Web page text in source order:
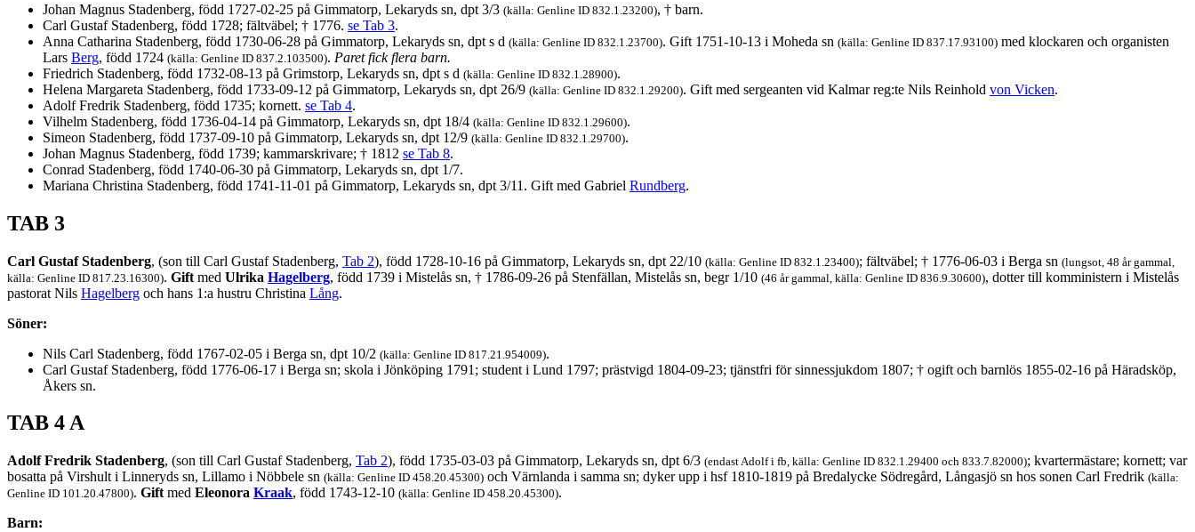
Johan Magnus Stadenberg, född 1727-02-25 på Gimmatorp, Lekaryds sn, dpt 3/3 (källa: Genline ID 832.1.23200), † barn.
Carl Gustaf Stadenberg, född 1728; fältväbel; † 1776. se Tab 3.
Anna Catharina Stadenberg, född 1730-06-28 på Gimmatorp, Lekaryds sn, dpt s d (källa: Genline ID 832.1.23700). Gift 1751-10-13 i Moheda sn (källa: Genline ID 837.17.93100) med klockaren och organisten
Lars Berg, född 1724 (källa: Genline ID 837.2.103500). Paret fick flera barn.
Friedrich Stadenberg, född 1732-08-13 på Grimstorp, Lekaryds sn, dpt s d (källa: Genline ID 832.1.28900).
Helena Margareta Stadenberg, född 1733-09-12 på Gimmatorp, Lekaryds sn, dpt 26/9 (källa: Genline ID 832.1.29200). Gift med sergeanten vid Kalmar reg:te Nils Reinhold von Vicken.
Adolf Fredrik Stadenberg, född 1735; kornett. se Tab 4.
Vilhelm Stadenberg, född 1736-04-14 på Gimmatorp, Lekaryds sn, dpt 18/4 (källa: Genline ID 832.1.29600).
Simeon Stadenberg, född 1737-09-10 på Gimmatorp, Lekaryds sn, dpt 12/9 (källa: Genline ID 832.1.29700).
Johan Magnus Stadenberg, född 1739; kammarskrivare; † 1812 se Tab 8.
Conrad Stadenberg, född 1740-06-30 på Gimmatorp, Lekaryds sn, dpt 1/7.
Mariana Christina Stadenberg, född 1741-11-01 på Gimmatorp, Lekaryds sn, dpt 3/11. Gift med Gabriel Rundberg.
TAB 3
Carl Gustaf Stadenberg, (son till Carl Gustaf Stadenberg, Tab 2), född 1728-10-16 på Gimmatorp, Lekaryds sn, dpt 22/10 (källa: Genline ID 832.1.23400); fältväbel; † 1776-06-03 i Berga sn (lungsot, 48 år gammal,
källa: Genline ID 817.23.16300). Gift med Ulrika Hagelberg, född 1739 i Mistelås sn, † 1786-09-26 på Stenfällan, Mistelås sn, begr 1/10 (46 år gammal, källa: Genline ID 836.9.30600), dotter till komministern i Mistelås
pastorat Nils Hagelberg och hans 1:a hustru Christina Lång.
Söner:
Nils Carl Stadenberg, född 1767-02-05 i Berga sn, dpt 10/2 (källa: Genline ID 817.21.954009).
Carl Gustaf Stadenberg, född 1776-06-17 i Berga sn; skola i Jönköping 1791; student i Lund 1797; prästvigd 1804-09-23; tjänstfri för sinnessjukdom 1807; † ogift och barnlös 1855-02-16 på Häradsköp,
Åkers sn.
TAB 4 A
Adolf Fredrik Stadenberg, (son till Carl Gustaf Stadenberg, Tab 2), född 1735-03-03 på Gimmatorp, Lekaryds sn, dpt 6/3 (endast Adolf i fb, källa: Genline ID 832.1.29400 och 833.7.82000); kvartermästare; kornett; var
bosatta på Virshult i Linneryds sn, Lillamo i Nöbbele sn (källa: Genline ID 458.20.45300) och Värnlanda i samma sn; dyker upp i hsf 1810-1819 på Bredalycke Södregård, Långasjö sn hos sonen Carl Fredrik (källa:
Genline ID 101.20.47800). Gift med Eleonora Kraak, född 1743-12-10 (källa: Genline ID 458.20.45300).
Barn: